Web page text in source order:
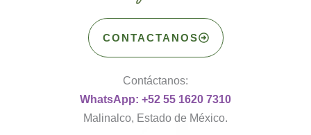
CONTACTANOS
Contáctanos:
WhatsApp: +52 55 1620 7310
Malinalco, Estado de México.